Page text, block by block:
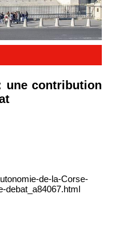
une contribution
de-la-Corse-
debat_a84067.html